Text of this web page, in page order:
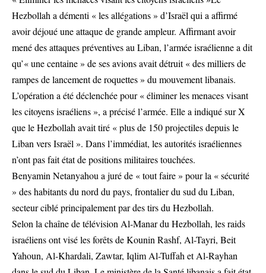
Hezbollah a démenti « les allégations » d’Israël qui a affirmé
avoir déjoué une attaque de grande ampleur. Affirmant avoir
mené des attaques préventives au Liban, l’armée israélienne a dit
qu’« une centaine » de ses avions avait détruit « des milliers de
rampes de lancement de roquettes » du mouvement libanais.
L’opération a été déclenchée pour « éliminer les menaces visant
les citoyens israéliens », a précisé l’armée. Elle a indiqué sur X
que le Hezbollah avait tiré « plus de 150 projectiles depuis le
Liban vers Israël ». Dans l’immédiat, les autorités israéliennes
n’ont pas fait état de positions militaires touchées.
Benyamin Netanyahou a juré de « tout faire » pour la « sécurité
» des habitants du nord du pays, frontalier du sud du Liban,
secteur ciblé principalement par des tirs du Hezbollah.
Selon la chaîne de télévision Al-Manar du Hezbollah, les raids
israéliens ont visé les forêts de Kounin Rashf, Al-Tayri, Beit
Yahoun, Al-Khardali, Zawtar, Iqlim Al-Tuffah et Al-Rayhan